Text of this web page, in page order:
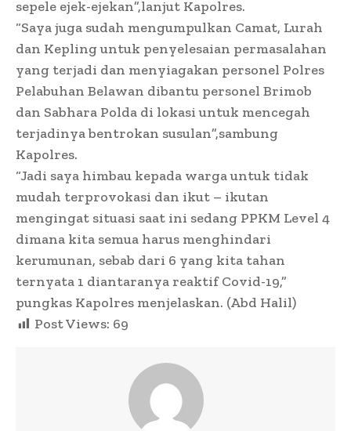
sepele ejek-ejekan”,lanjut Kapolres.
“Saya juga sudah mengumpulkan Camat, Lurah
dan Kepling untuk penyelesaian permasalahan
yang terjadi dan menyiagakan personel Polres
Pelabuhan Belawan dibantu personel Brimob
dan Sabhara Polda di lokasi untuk mencegah
terjadinya bentrokan susulan”,sambung
Kapolres.
“Jadi saya himbau kepada warga untuk tidak
mudah terprovokasi dan ikut – ikutan
mengingat situasi saat ini sedang PPKM Level 4
dimana kita semua harus menghindari
kerumunan, sebab dari 6 yang kita tahan
ternyata 1 diantaranya reaktif Covid-19,”
pungkas Kapolres menjelaskan. (Abd Halil)
Post Views: 69